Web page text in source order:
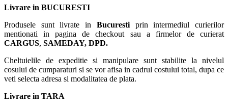
Livrare in BUCURESTI
Produsele sunt livrate in Bucurestiprin intermediul curierilor
mentionati in pagina de checkout sau a firmelor de curierat
CARGUS, SAMEDAY, DPD.
Cheltuielile de expeditie si manipulare sunt stabilite la nivelul
cosului de cumparaturi si se vor afisa in cadrul costului total, dupa ce
veti selecta adresa si modalitatea de plata.
Livrare in TARA